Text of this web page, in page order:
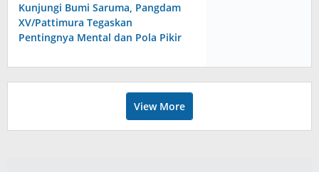
Kunjungi Bumi Saruma, Pangdam
XV/Pattimura Tegaskan
Pentingnya Mental dan Pola Pikir
View More